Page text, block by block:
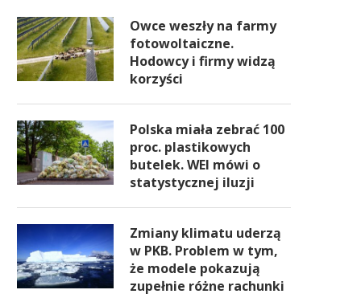
Owce weszły na farmy
fotowoltaiczne.
Hodowcy i firmy widzą
korzyści
Polska miała zebrać 100
proc. plastikowych
butelek. WEI mówi o
statystycznej iluzji
Zmiany klimatu uderzą
w PKB. Problem w tym,
że modele pokazują
zupełnie różne rachunki